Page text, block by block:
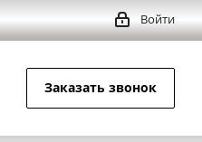
Войти
Заказать звонок